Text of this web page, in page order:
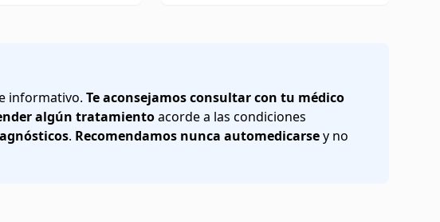
informativo. Te aconsejamos consultar con tu médico
algún tratamientoacorde a las condiciones
. Recomendamos nunca automedicarsey no